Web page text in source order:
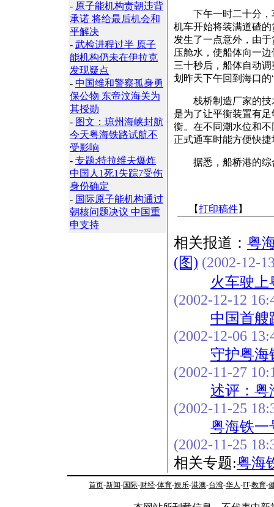
- 原子能机构责朝违背
承诺 将给最后机会和
平解决
- 武检进程过半 原子
能机构仍未在伊拉克
发现疑点
- 中国维和警察孤身勇
保公物 东帝汶海关为
其授勋
- 图文：琼州海峡封航
今天粤海铁路试航不
受影响
- 专题:特拉维夫爆炸
中国人1死1失踪7受伤
身份确定
- 国际原子能机构通过
朝核问题决议 中国重
申支持
下午一时二十分，
机车开始将装满道碴
发生了一点意外，由
压舱水，使船体向一
三十秒后，船体自动
划昨天下午回到海口
栈桥制造厂家的技
是为了让平衡装置有
衡。在不同潮水位和
正式通车时能方便快
据悉，船桥港的综
【打印稿件】
相关报道： 粤
(图) (2002-12-
火车驶上
(2002-12-12
中国首艘
(2002-12-06
守护粤海
(2002-11-27
述评：粤
(2002-11-25
粤海铁一
(2002-11-25
相关专题:粤海
首页-新闻-国际-财经-体育-娱乐-港澳-台湾-华人-IT-教育-